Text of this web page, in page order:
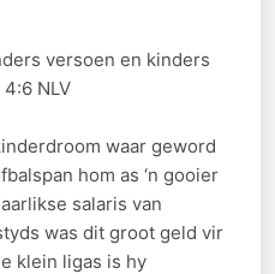
versoen en kinders
NLV
waar geword
hom as ‘n gooier
salaris van
was dit groot geld vir
klein ligas is hy